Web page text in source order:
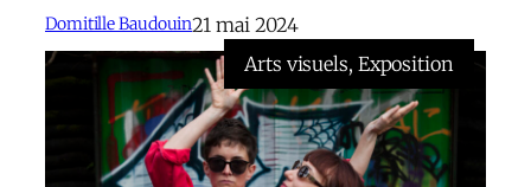
Domitille Baudouin21 mai 2024
Arts visuels, Exposition